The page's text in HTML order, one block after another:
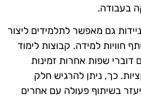
בעבודה.
גם מאפשר לתלמידים ליצור
חוויות למידה. קבוצות לימוד
דוברי שפות אחרות זמינות
כך, ניתן להרגיש חלק
בשיתוף פעולה עם אחרים